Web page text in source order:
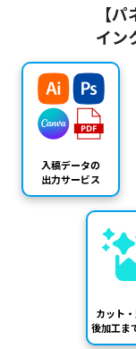
【
イン
入稿データの
出力サービス
カット
後加工ま